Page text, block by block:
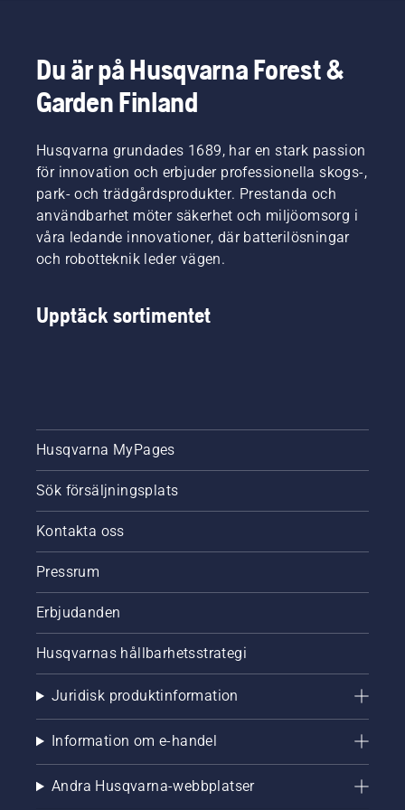
för att
aktivera
och
avaktivera
läget.
krångel
avsevärt.
du inte
blir lika
arbeta
längre
utan
på
Husqvarna.
Du är på Husqvarna Forest &
Garden Finland
Husqvarna grundades 1689, har en stark passion
för innovation och erbjuder professionella skogs-,
park- och trädgårdsprodukter. Prestanda och
användbarhet möter säkerhet och miljöomsorg i
våra ledande innovationer, där batterilösningar
och robotteknik leder vägen.
Upptäck sortimentet
Husqvarna MyPages
Sök försäljningsplats
Kontakta oss
Pressrum
Erbjudanden
Husqvarnas hållbarhetsstrategi
Juridisk produktinformation
Information om e-handel
Andra Husqvarna-webbplatser